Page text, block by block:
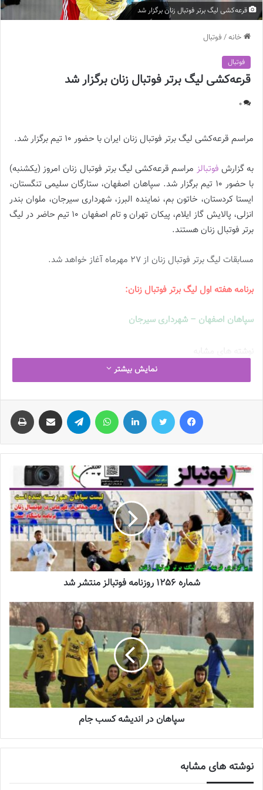
قرعه‌کشی لیگ برتر فوتبال زنان برگزار شد
خانه/ فوتبال
فوتبال
قرعه‌کشی لیگ برتر فوتبال زنان برگزار شد
0
مراسم قرعه‌کشی لیگ برتر فوتبال زنان ایران با حضور ۱۰ تیم برگزار شد.
به گزارش فوتبالز مراسم قرعه‌کشی لیگ برتر فوتبال زنان امروز (یکشنبه)
با حضور ۱۰ تیم برگزار شد. سپاهان اصفهان، ستارگان سلیمی تنگستان،
ایستا کردستان، خاتون بم، نماینده البرز، شهرداری سیرجان، ملوان بندر
انزلی، پالایش گاز ایلام، پیکان تهران و تام اصفهان ۱۰ تیم حاضر در لیگ
برتر فوتبال زنان هستند.
مسابقات لیگ برتر فوتبال زنان از ۲۷ مهرماه آغاز خواهد شد.
برنامه هفته اول لیگ برتر فوتبال زنان:
سپاهان اصفهان – شهرداری سیرجان
چالش هاى ليست جدید تيم ملى فوتبال
زنان
2023-06-14
تازه‌ترین خبرها از درمان ۲ ملی‌پوش فوتبال
زنان
2023-12-24
دعوت آزمون از 30 بازیکن به اردوی تیم ملی
2023-03-21
آینده درخشانی در انتظار فوتبال بانوان است
2022-12-10
ستارگان سلیمی تنگستان – ملوان بندرانزلی
ایستا کردستان – پالایش گاز ایلام
خاتوم بم – پیکان تهران
نماینده البرز – تام اصفهان
گلاره ناظمیدر حاشیه این مراسم اظهار داشت: در این مراسم
قبل آغاز قرعه‌کشی اعلام حضور کردند.
نمایش بیشتر
شماره 1256 روزنامه فوتبالز منتشر شد
سپاهان در اندیشه کسب جام
نوشته های مشابه